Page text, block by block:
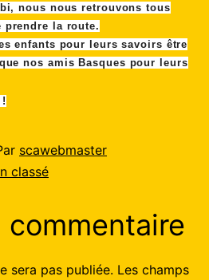
nous nous retrouvons tous
prendre la route.
enfants pour leurs savoirs être
nos amis Basques pour leurs
scawebmaster
classé
commentaire
sera pas publiée. Les champs